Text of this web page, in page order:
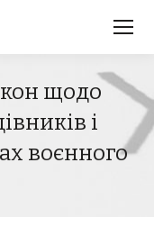
щодо
і
воєнного